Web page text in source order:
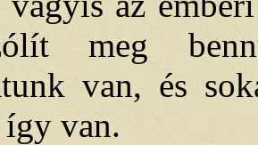
meg
van, és
van.